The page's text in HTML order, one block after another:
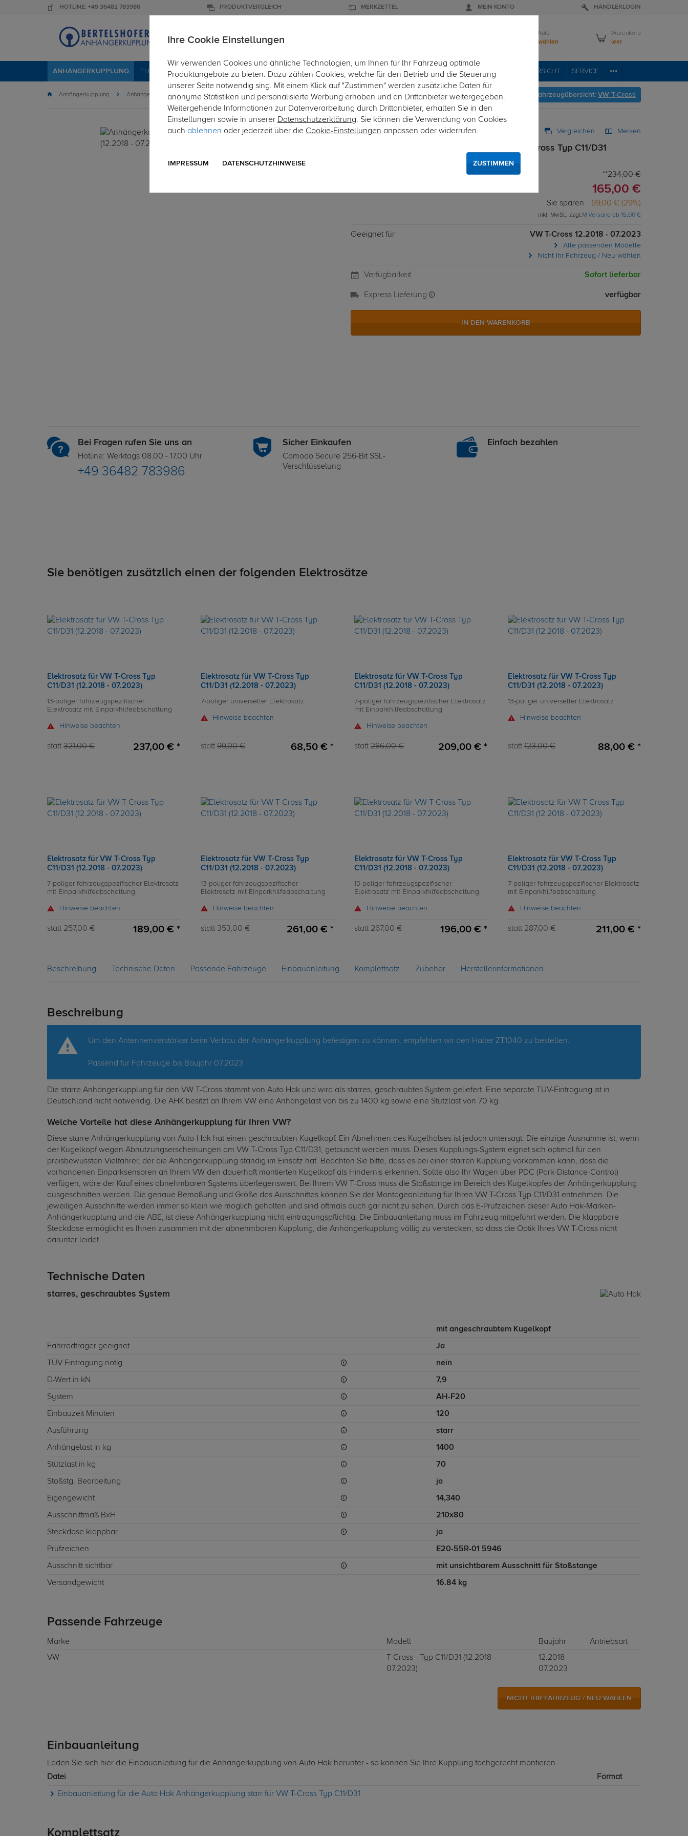
HOTLINE: +49 36482 783986 PRODUKTVERGLEICH MERKZETTEL MEIN KONTO HÄNDLERLOGIN
Mein Auto
Bitte wählen
Warenkorb
leer
ANHÄNGERKUPPLUNG ELEKTROSÄTZE DACHTRÄGER DACHBOXEN FAHRRADTRÄGER ZUBEHÖR EINBAUSERVICE FAHRZEUGÜBERSICHT SERVICE
Anhängerkupplung Anhängerkupplung starr Hier geht's zur Fahrzeugübersicht: VW T-Cross
Art.-Nr. sVW263-1 Vergleichen Merken
Auto Hak Anhängerkupplung starr für VW T-Cross Typ C11/D31
234,00 €
165,00 €
Sie sparen 69,00 € (29%)
inkl. MwSt., zzgl.M Versand ab 15,00 €
Geeignet für VW T-Cross 12.2018 - 07.2023
Alle passenden Modelle
Nicht Ihr Fahrzeug / Neu wählen
Verfügbarkeit Sofort lieferbar
Express Lieferung verfügbar
IN DEN WARENKORB
Bei Fragen rufen Sie uns an
Hotline: Werktags 08.00 - 17.00 Uhr
+49 36482 783986
Sicher Einkaufen
Comodo Secure 256-Bit SSL-
Verschlüsselung
Einfach bezahlen
Sie benötigen zusätzlich einen der folgenden Elektrosätze
Elektrosatz für VW T-Cross Typ
C11/D31 (12.2018 - 07.2023)
13-poliger fahrzeugspezifischer
Elektrosatz mit Einparkhilfeabschaltung
Hinweise beachten
statt 321,00 € 237,00 € *
Elektrosatz für VW T-Cross Typ
C11/D31 (12.2018 - 07.2023)
7-poliger universeller Elektrosatz
Hinweise beachten
statt 99,00 € 68,50 € *
Elektrosatz für VW T-Cross Typ
C11/D31 (12.2018 - 07.2023)
7-poliger fahrzeugspezifischer Elektrosatz
mit Einparkhilfeabschaltung
Hinweise beachten
statt 286,00 € 209,00 € *
Elektrosatz für VW T-Cross Typ
C11/D31 (12.2018 - 07.2023)
13-poliger universeller Elektrosatz
Hinweise beachten
statt 123,00 € 88,00 € *
Elektrosatz für VW T-Cross Typ
C11/D31 (12.2018 - 07.2023)
7-poliger fahrzeugspezifischer Elektrosatz
mit Einparkhilfeabschaltung
Hinweise beachten
statt 257,00 € 189,00 € *
Elektrosatz für VW T-Cross Typ
C11/D31 (12.2018 - 07.2023)
13-poliger fahrzeugspezifischer
Elektrosatz mit Einparkhilfeabschaltung
Hinweise beachten
statt 353,00 € 261,00 € *
Elektrosatz für VW T-Cross Typ
C11/D31 (12.2018 - 07.2023)
13-poliger fahrzeugspezifischer
Elektrosatz mit Einparkhilfeabschaltung
Hinweise beachten
statt 267,00 € 196,00 € *
Elektrosatz für VW T-Cross Typ
C11/D31 (12.2018 - 07.2023)
7-poliger fahrzeugspezifischer Elektrosatz
mit Einparkhilfeabschaltung
Hinweise beachten
statt 287,00 € 211,00 € *
Beschreibung Technische Daten Passende Fahrzeuge Einbauanleitung Komplettsatz Zubehör Herstellerinformationen
Beschreibung
Um den Antennenverstärker beim Verbau der Anhängerkupplung befestigen zu können, empfehlen wir den Halter ZT1040 zu bestellen.
Passend für Fahrzeuge bis Baujahr 07.2023
Die starre Anhängerkupplung für den VW T-Cross stammt von Auto Hak und wird als starres, geschraubtes System geliefert. Eine separate TÜV-Eintragung ist in
Deutschland nicht notwendig. Die AHK besitzt an Ihrem VW eine Anhängelast von bis zu 1400 kg sowie eine Stützlast von 70 kg.
Welche Vorteile hat diese Anhängerkupplung für Ihren VW?
Diese starre Anhängerkupplung von Auto-Hak hat einen geschraubten Kugelkopf. Ein Abnehmen des Kugelhalses ist jedoch untersagt. Die einzige Ausnahme ist, wenn
der Kugelkopf wegen Abnutzungserscheinungen am VW T-Cross Typ C11/D31, getauscht werden muss. Dieses Kupplungs-System eignet sich optimal für den
preisbewussten Vielfahrer, der die Anhängerkupplung ständig im Einsatz hat. Beachten Sie bitte, dass es bei einer starren Kupplung vorkommen kann, dass die
vorhandenen Einparksensoren an Ihrem VW den dauerhaft montierten Kugelkopf als Hindernis erkennen. Sollte also Ihr Wagen über PDC (Park-Distance-Control)
verfügen, wäre der Kauf eines abnehmbaren Systems überlegenswert. Bei Ihrem VW T-Cross muss die Stoßstange im Bereich des Kugelkopfes der Anhängerkupplung
ausgeschnitten werden. Die genaue Bemaßung und Größe des Ausschnittes können Sie der Montageanleitung für Ihren VW T-Cross Typ C11/D31 entnehmen. Die
jeweiligen Ausschnitte werden immer so klein wie möglich gehalten und sind oftmals auch gar nicht zu sehen. Durch das E-Prüfzeichen dieser Auto Hak-Marken-
Anhängerkupplung und die ABE, ist diese Anhängerkupplung nicht eintragungspflichtig. Die Einbauanleitung muss im Fahrzeug mitgeführt werden. Die klappbare
Steckdose ermöglicht es Ihnen zusammen mit der abnehmbaren Kupplung, die Anhängerkupplung völlig zu verstecken, so dass die Optik Ihres VW T-Cross nicht
darunter leidet.
Technische Daten
starres, geschraubtes System
mit angeschraubtem Kugelkopf
Fahrradträger geeignet Ja
TÜV Eintragung nötig nein
D-Wert in kN 7,9
System AH-F20
Einbauzeit Minuten 120
Ausführung starr
Anhängelast in kg 1400
Stützlast in kg 70
Stoßstg. Bearbeitung ja
Eigengewicht 14,340
Ausschnittmaß BxH 210x80
Steckdose klappbar ja
Prüfzeichen E20-55R-01 5946
Ausschnitt sichtbar mit unsichtbarem Ausschnitt für Stoßstange
Versandgewicht 16.84 kg
Passende Fahrzeuge
Marke Modell Baujahr
Antriebsart
VW
T-Cross - Typ C11/D31 (12.2018 -
07.2023)
12.2018 -
07.2023
NICHT IHR FAHRZEUG / NEU WÄHLEN
Einbauanleitung
Laden Sie sich hier die Einbauanleitung für die Anhängerkupplung von Auto Hak herunter - so können Sie Ihre Kupplung fachgerecht montieren.
Datei
Format
Einbauanleitung für die Auto Hak Anhängerkupplung starr für VW T-Cross Typ C11/D31
Komplettsatz
Ihre Cookie Einstellungen
Wir verwenden Cookies und ähnliche Technologien, um Ihnen für Ihr Fahrzeug optimale
Produktangebote zu bieten. Dazu zählen Cookies, welche für den Betrieb und die Steuerung
unserer Seite notwendig sing. Mit einem Klick auf "Zustimmen" werden zusätzliche Daten für
anonyme Statistiken und personalisierte Werbung erhoben und an Drittanbieter weitergegeben.
Weitergehende Informationen zur Datenverarbeitung durch Drittanbieter, erhalten Sie in den
Einstellungen sowie in unserer Datenschutzerklärung. Sie können die Verwendung von Cookies
auch ablehnen oder jederzeit über die Cookie-Einstellungen anpassen oder widerrufen.
IMPRESSUM DATENSCHUTZHINWEISE ZUSTIMMEN